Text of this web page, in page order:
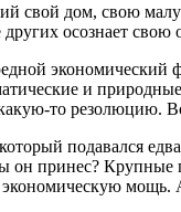
свой дом, свою
осознает свою
и
то резолюцию.
подавался
он принес? Крупные
мощь.